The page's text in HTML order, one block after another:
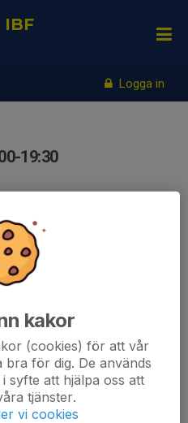
Logga in
IBF
19:30
kakor
(cookies) för att vår
för dig. De används
syfte att hjälpa oss att
tjänster.
vi cookies